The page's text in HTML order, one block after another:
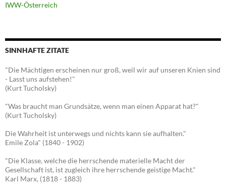
IWW-Österreich
SINNHAFTE ZITATE
"Die Mächtigen erscheinen nur groß, weil wir auf unseren Knien sind
- Lasst uns aufstehen!"
(Kurt Tucholsky)
"Was braucht man Grundsätze, wenn man einen Apparat hat?"
(Kurt Tucholsky)
Die Wahrheit ist unterwegs und nichts kann sie aufhalten."
Emile Zola" (1840 - 1902)
"Die Klasse, welche die herrschende materielle Macht der
Gesellschaft ist, ist zugleich ihre herrschende geistige Macht."
Karl Marx, (1818 - 1883)